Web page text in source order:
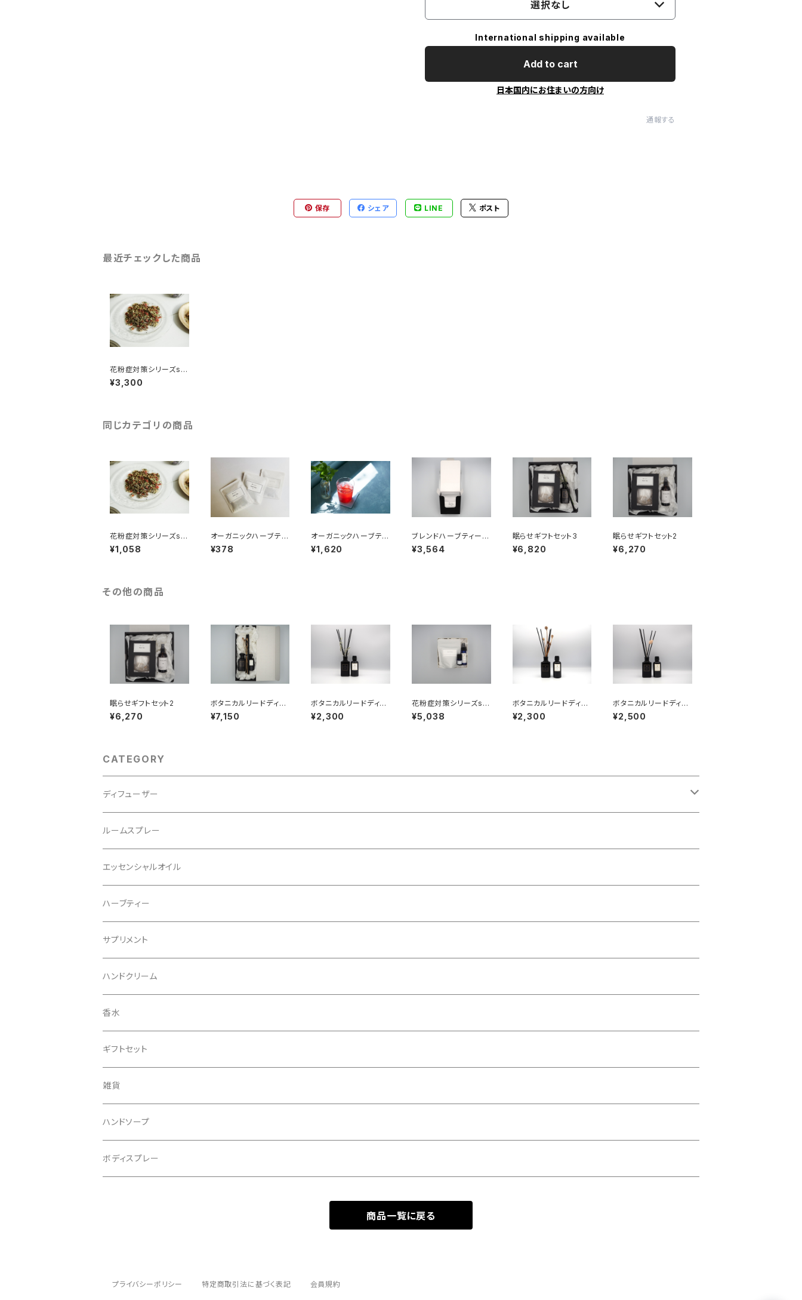
選択なし
International shipping available
Add to cart
日本国内にお住まいの方向け
通報する
保存 シェア LINE ポスト
最近チェックした商品
花粉症対策シリーズspr
ing ハーブティ―25パ
ック
¥3,300
同じカテゴリの商品
花粉症対策シリーズspr
ing ハーブティ―7パッ
ク
¥1,058
オーガニックハーブティ
ー（ドリップ式 1パック入
り）
¥378
オーガニックハーブティ
ー01（ティーバック10パ
ック入り）
¥1,620
ブレンドハーブティー3
種9個入りセット
¥3,564
眠らせギフトセット3
¥6,820
眠らせギフトセット2
¥6,270
その他の商品
眠らせギフトセット2
¥6,270
ボタニカルリードディフ
ューザー ギフトセット
¥7,150
ボタニカルリードディフ
ューザー03（リフィル）
¥2,300
花粉症対策シリーズspr
ing ギフトセット
¥5,038
ボタニカルリードディフ
ューザー01（リフィル）
¥2,300
ボタニカルリードディフ
ューザー04（リフィル）
¥2,500
CATEGORY
ディフューザー
レフィル
リフィル
ルームスプレー
エッセンシャルオイル
ハーブティー
サプリメント
ハンドクリーム
香水
ギフトセット
雑貨
ハンドソープ
ボディスプレー
商品一覧に戻る
プライバシーポリシー 特定商取引法に基づく表記 会員規約